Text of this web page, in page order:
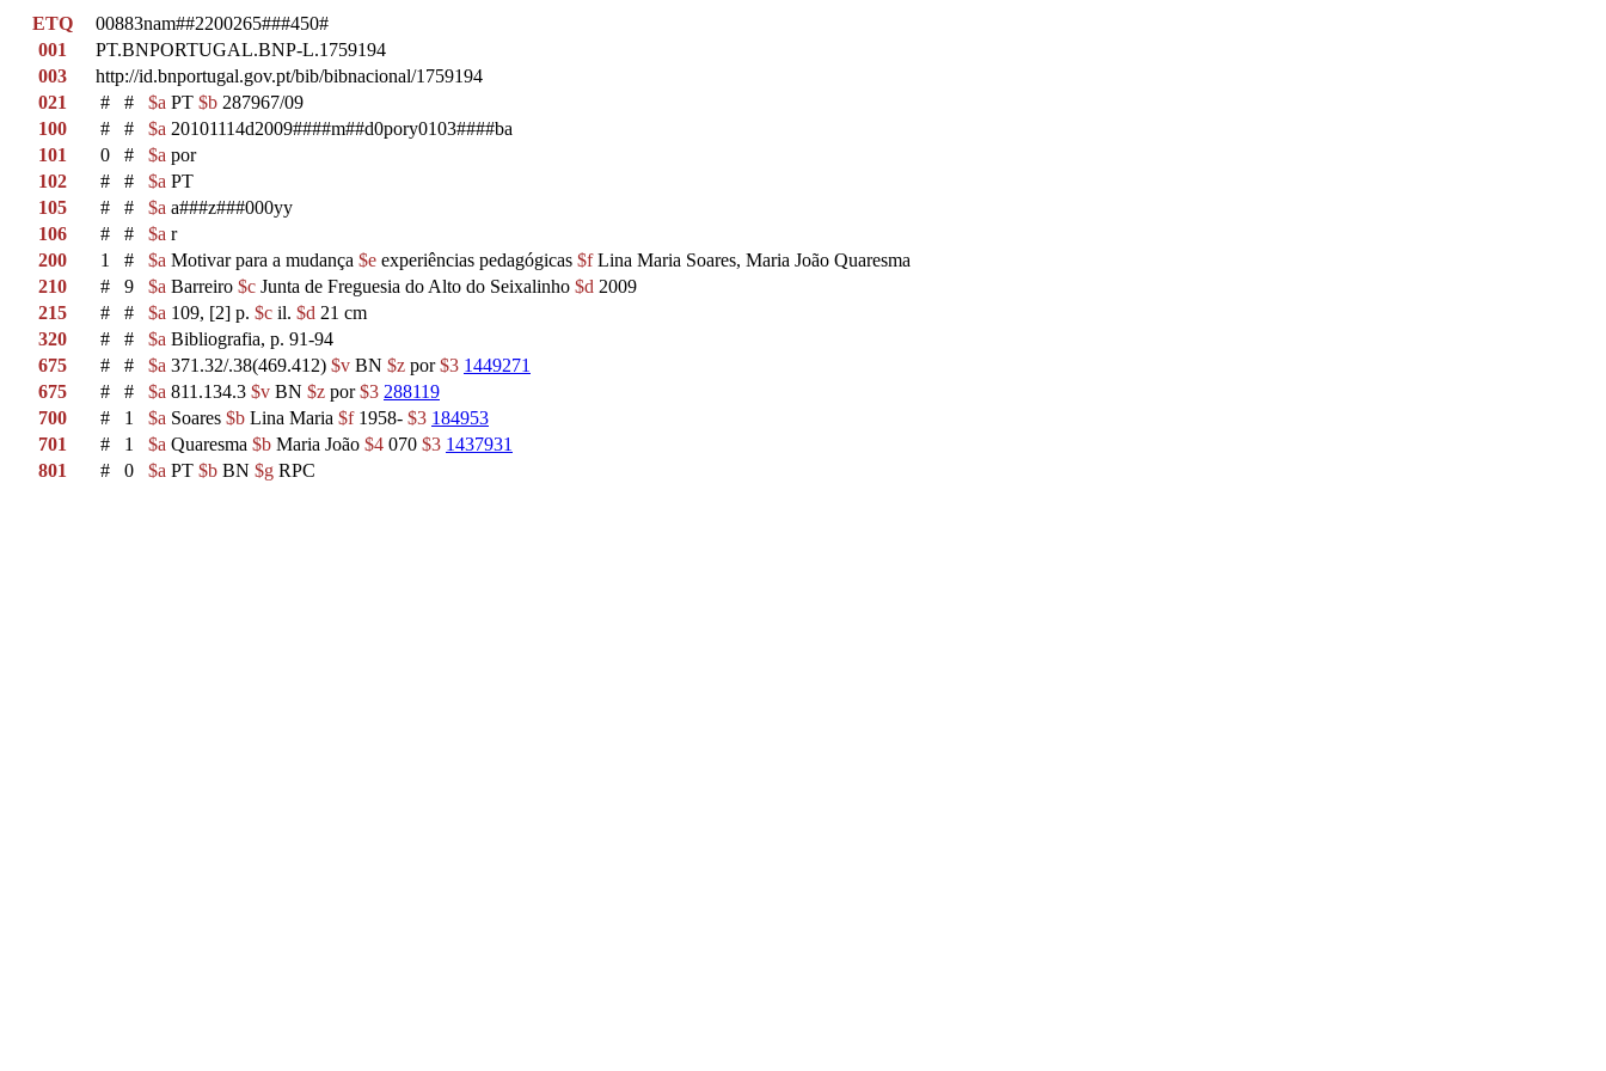
ETQ
00883nam##2200265###450#
001
PT.BNPORTUGAL.BNP-L.1759194
003
http://id.bnportugal.gov.pt/bib/bibnacional/1759194
021
# # $a PT $b 287967/09
100
# # $a 20101114d2009####m##d0pory0103####ba
101
0 # $a por
102
# # $a PT
105
# # $a a###z###000yy
106
# # $a r
200
1 # $a Motivar para a mudança $e experiências pedagógicas $fLina Maria Soares, Maria João Quaresma
210
# 9 $a Barreiro $c Junta de Freguesia do Alto do Seixalinho $d 2009
215
# # $a 109, [2] p. $c il. $d 21 cm
320
# # $a Bibliografia, p. 91-94
675
# # $a 371.32/.38(469.412) $v BN $z por$3 1449271
675
# # $a 811.134.3 $v BN $z por$3 288119
700
# 1 $a Soares $b Lina Maria $f1958- $3 184953
701
# 1 $a Quaresma $b Maria João $4 070 $3 1437931
801
# 0 $a PT $b BN $g RPC